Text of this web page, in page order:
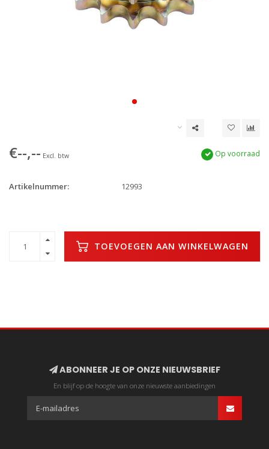
€--,-- Excl. btw Op voorraad
Artikelnummer: 12993
TOEVOEGEN AAN WINKELWAGEN
ABONNEER JE OP ONZE NIEUWSBRIEF
En blijf op de hoogte van onze nieuwste aanbiedingen